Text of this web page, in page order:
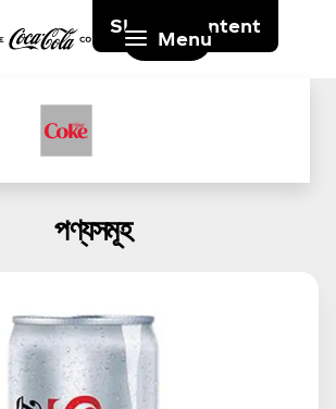
Skip to content
Menu
পণ্যসমূহ